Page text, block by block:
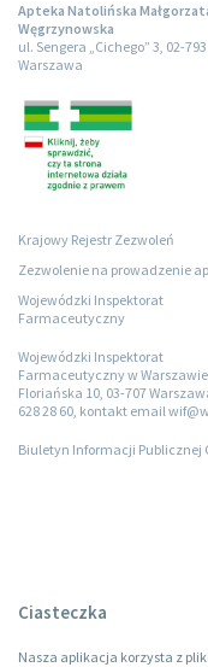
Apteka Natolińska
Węgrzynowska
ul. Sengera „Cichego” 3, 02-793
Warszawa
Krajowy Rejestr Zezwoleń
Zezwolenie na prowadzenie
Wojewódzki Inspektorat
Farmaceutyczny
Wojewódzki Inspektorat
Farmaceutyczny w
Floriańska 10, 03-707
628 28 60, kontakt email
Biuletyn Informacji Publicznej
Ciasteczka
Nasza aplikacja korzysta z